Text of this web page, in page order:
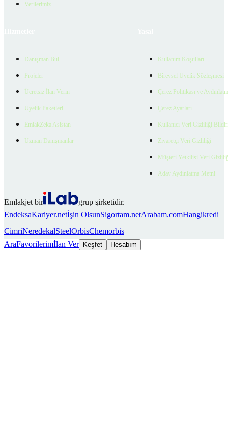
Verilerimiz
Danışman Bul
Projeler
Ücretsiz İlan Verin
Üyelik Paketleri
EmlakZeka Asistan
Uzman Danışmanlar
Kullanım Koşulları
Bireysel Üyelik Sözleşmesi
Çerez Politikası ve
Çerez Ayarları
Kullanıcı Veri Gizliliği
Ziyaretçi Veri Gizliliği
Müşteri Yetkilisi Veri
Aday Aydınlatma Metni
Emlakjet bir
grup şirketidir.
EndeksaKariyer.netİşin OlsunSigortam.netArabam.comHangikredi
CimriNeredekalSteelOrbisChemorbis
AraFavorilerimİlan Ver Keşfet Hesabım